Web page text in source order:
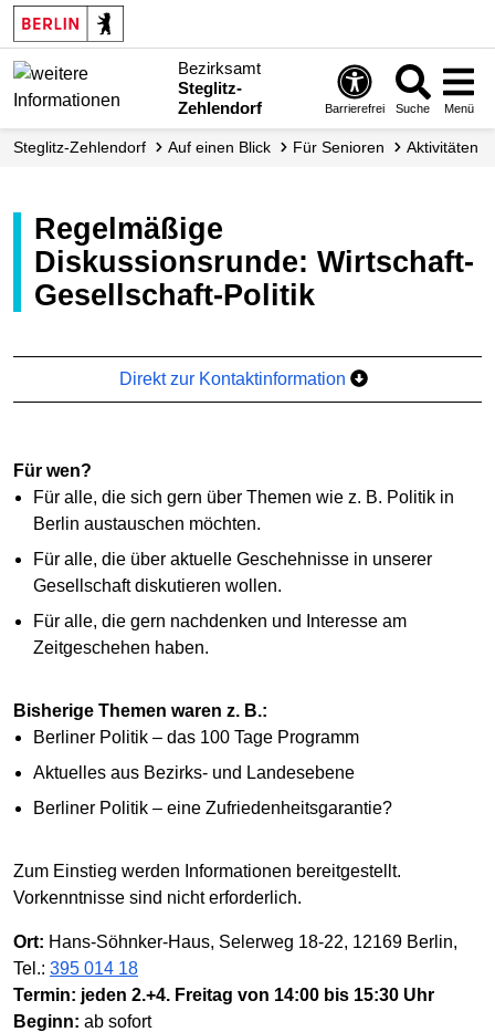
Bezirksamt
Steglitz-
Zehlendorf
Barrierefrei Suche Menü
Steglitz-Zehlendorf Auf einen Blick Für Senioren Aktivitäten
Regelmäßige
Diskussionsrunde: Wirtschaft-
Gesellschaft-Politik
Direkt zur Kontaktinformation
Für wen?
Für alle, die sich gern über Themen wie z. B. Politik in
Berlin austauschen möchten.
Für alle, die über aktuelle Geschehnisse in unserer
Gesellschaft diskutieren wollen.
Für alle, die gern nachdenken und Interesse am
Zeitgeschehen haben.
Bisherige Themen waren z. B.:
Berliner Politik – das 100 Tage Programm
Aktuelles aus Bezirks- und Landesebene
Berliner Politik – eine Zufriedenheitsgarantie?
Zum Einstieg werden Informationen bereitgestellt.
Vorkenntnisse sind nicht erforderlich.
Ort: Hans-Söhnker-Haus, Selerweg 18-22, 12169 Berlin,
Tel.: 395 014 18
Termin: jeden 2.+4. Freitag von 14:00 bis 15:30 Uhr
Beginn: ab sofort